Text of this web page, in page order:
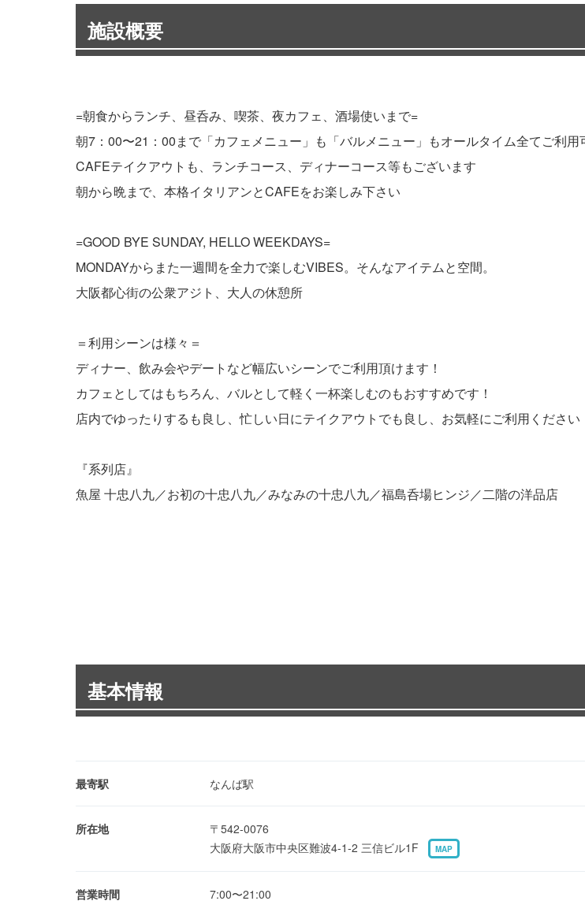
施設概要
=朝食からランチ、昼呑み、喫茶、夜カフェ、酒場使いまで=
朝7：00〜21：00まで「カフェメニュー」も「バルメニュー」もオールタイム全てご利
CAFEテイクアウトも、ランチコース、ディナーコース等もございます
朝から晩まで、本格イタリアンとCAFEをお楽しみ下さい
=GOOD BYE SUNDAY, HELLO WEEKDAYS=
MONDAYからまた一週間を全力で楽しむVIBES。そんなアイテムと空間。
大阪都心街の公衆アジト、大人の休憩所
＝利用シーンは様々＝
ディナー、飲み会やデートなど幅広いシーンでご利用頂けます！
カフェとしてはもちろん、バルとして軽く一杯楽しむのもおすすめです！
店内でゆったりするも良し、忙しい日にテイクアウトでも良し、お気軽にご利用ください
『系列店』
魚屋 十忠八九／お初の十忠八九／みなみの十忠八九／福島呑場ヒンジ／二階の洋品店
基本情報
最寄駅 なんば駅
所在地
〒542-0076
大阪府大阪市中央区難波4-1-2 三信ビル1F
MAP
営業時間
7:00〜21:00